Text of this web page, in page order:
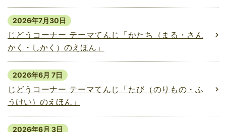
2026年7月30日
じどうコーナー テーマてんじ「かたち（まる・さん
かく・しかく）のえほん」
2026年6月 7日
じどうコーナー テーマてんじ「たび（のりもの・ふ
うけい）のえほん」
2026年6月 3日